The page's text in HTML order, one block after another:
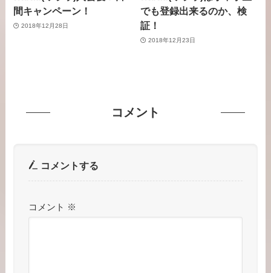
間キャンペーン！
2018年12月28日
でも登録出来るのか、検
証！
2018年12月23日
コメント
コメントする
コメント ※